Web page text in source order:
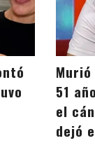
51
el
dejó